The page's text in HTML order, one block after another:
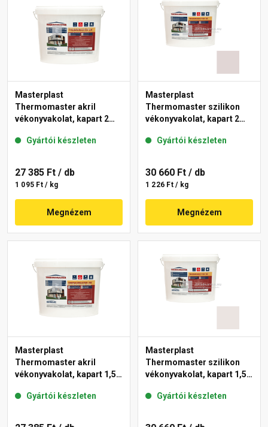
Masterplast
Thermomaster akril
vékonyvakolat, kapart 2
Gyártói készleten
27 385 Ft / db
1 095 Ft / kg
Megnézem
Masterplast
Thermomaster szilikon
vékonyvakolat, kapart 2
Gyártói készleten
30 660 Ft / db
1 226 Ft / kg
Megnézem
Masterplast
Thermomaster akril
vékonyvakolat, kapart 1,5
Gyártói készleten
Masterplast
Thermomaster szilikon
vékonyvakolat, kapart 1,5
Gyártói készleten